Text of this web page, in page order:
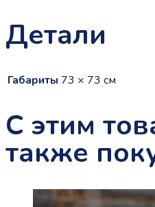
Детали
Габариты 73 × 73 см
С этим
также